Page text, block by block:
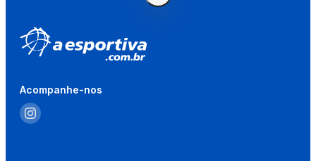
Acompanhe-nos